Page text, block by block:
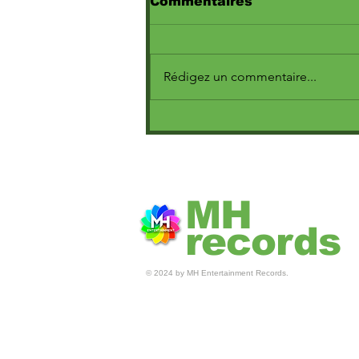
parcours,muay thaï et
Rédigez un commentaire...
MH
records
© 2024 by MH Entertainment Records.